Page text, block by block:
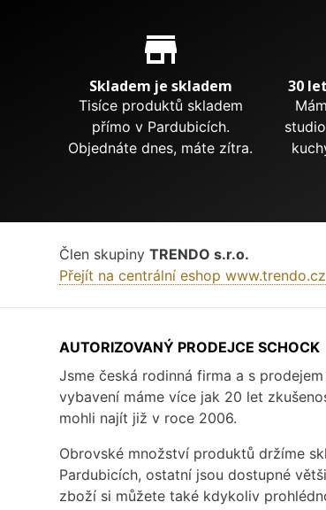
Proč nakupovat u nás?
store_mall_directory
Skladem je skladem
Tisíce produktů skladem
přímo v Pardubicích.
Objednáte dnes, máte zítra.
30
Člen skupiny TRENDO s.r.o.
Přejít na centrální eshop www.trendo.cz
AUTORIZOVANÝ PRODEJCE SCHOCK
Jsme česká rodinná firma a s
vybavení máme více jak 20 let
mohli najít již v roce 2006.
Obrovské množství produktů držíme
Pardubicích, ostatní jsou dostupné
zboží si můžete také kdykoliv